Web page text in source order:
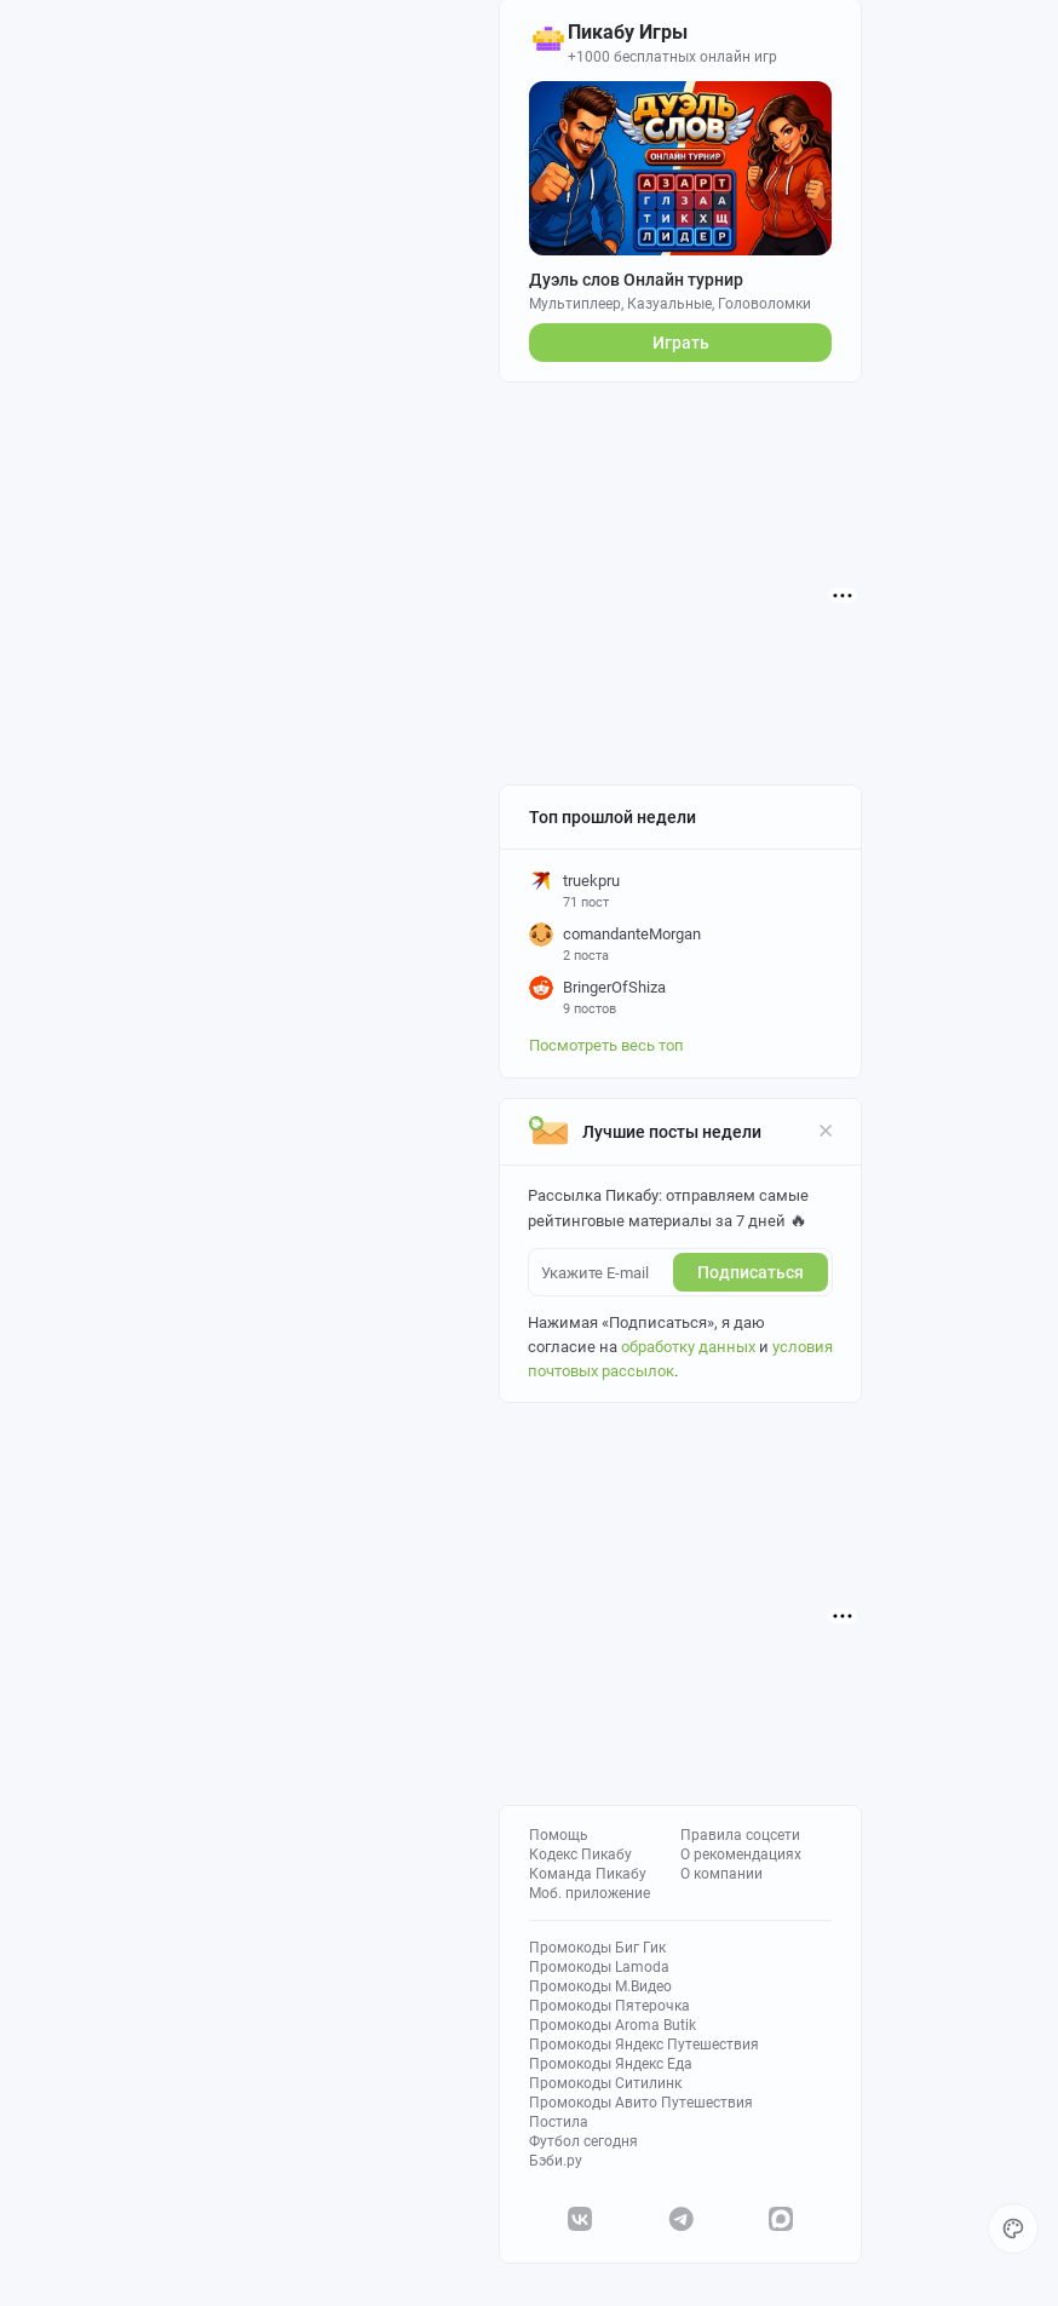
Пикабу Игры
+1000 бесплатных онлайн игр
Дуэль слов Онлайн турнир
Мультиплеер, Казуальные, Головоломки
Играть
Топ прошлой недели
truekpru
71 пост
comandanteMorgan
2 поста
BringerOfShiza
9 постов
Посмотреть весь топ
Лучшие посты недели
Рассылка Пикабу: отправляем самые
рейтинговые материалы за 7 дней 🔥
Подписаться
Нажимая «Подписаться», я даю
согласие на обработку данных и условия
почтовых рассылок.
Помощь
Кодекс Пикабу
Команда Пикабу
Моб. приложение
Правила соцсети
О рекомендациях
О компании
Промокоды Биг Гик
Промокоды Lamoda
Промокоды М.Видео
Промокоды Пятерочка
Промокоды Aroma Butik
Промокоды Яндекс Путешествия
Промокоды Яндекс Еда
Промокоды Ситилинк
Промокоды Авито Путешествия
Постила
Футбол сегодня
Бэби.ру